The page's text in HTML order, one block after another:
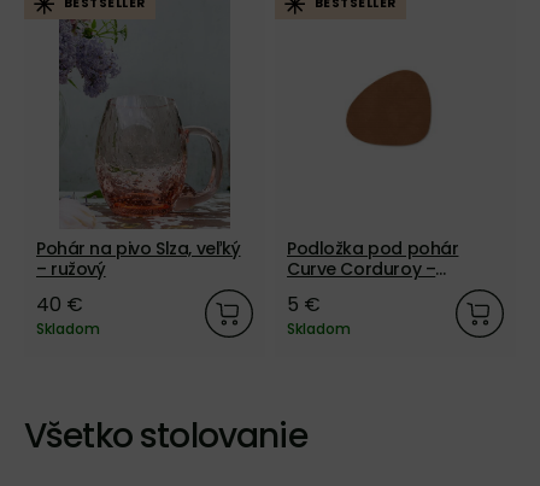
Pohár na pivo Slza, veľký
– ružový
40 €
Skladom
Podložka pod pohár
Curve Corduroy –
5 €
Skladom
Všetko stolovanie